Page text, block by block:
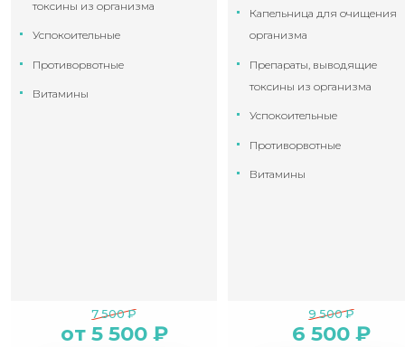
токсины из организма
Успокоительные
Противорвотные
Витамины
7 500 ₽
от 5 500 ₽
Капельница для очищения
организма
Препараты, выводящие
токсины из организма
Успокоительные
Противорвотные
Витамины
9 500 ₽
6 500 ₽